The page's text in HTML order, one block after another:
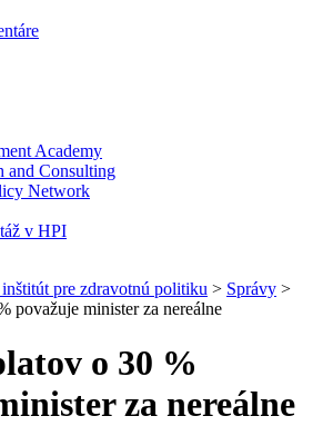
Academy
and Consulting
Network
v HPI
pre zdravotnú politiku > Správy >
považuje minister za nereálne
o 30 %
za nereálne